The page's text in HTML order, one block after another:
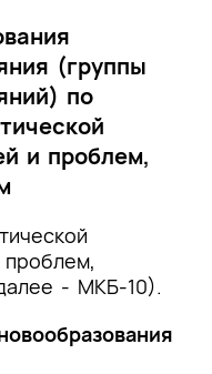
(группы
по
и проблем,
- МКБ-10).